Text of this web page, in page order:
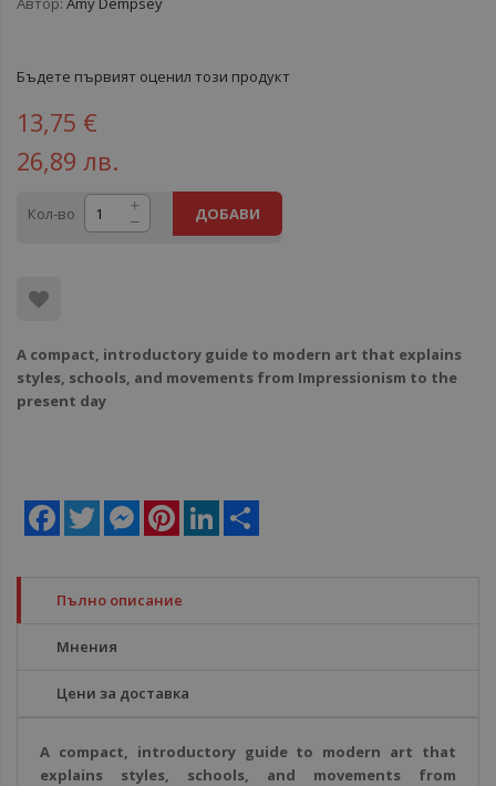
Бъдете първият оценил този продукт
13,75 €
26,89 лв.
Кол-во ДОБАВИ
A compact, introductory guide to modern art that explains
styles, schools, and movements from Impressionism to the
present day
Facebook
Twitter MessengerPinterestLinkedIn
Пълно описание
Мнения
Цени за доставка
A compact, introductory guide to modern art that
explains styles, schools, and movements from